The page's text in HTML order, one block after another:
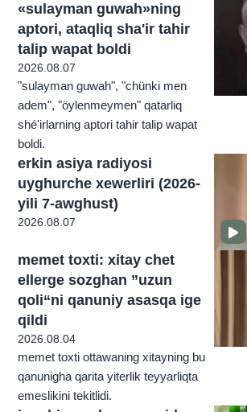
«sulayman guwah»ning
aptori, ataqliq sha'ir tahir
talip wapat boldi
2026.08.07
"sulayman guwah", "chünki men
adem", "öylenmeymen" qatarliq
shé'irlarning aptori tahir talip wapat
boldi.
erkin asiya radiyosi
uyghurche xewerliri (2026-
yili 7-awghust)
2026.08.07
memet toxti: xitay chet
ellerge sozghan ”uzun
qoli“ni qanuniy asasqa ige
qildi
2026.08.04
memet toxti ottawaning xitayning bu
qanunigha qarita yiterlik teyyarliqta
emeslikini tekitlidi.